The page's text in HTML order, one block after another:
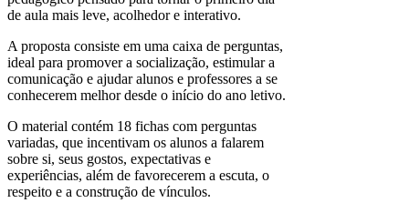
de aula mais leve, acolhedor e interativo.
A proposta consiste em uma caixa de perguntas,
ideal para promover a socialização, estimular a
comunicação e ajudar alunos e professores a se
conhecerem melhor desde o início do ano letivo.
O material contém 18 fichas com perguntas
variadas, que incentivam os alunos a falarem
sobre si, seus gostos, expectativas e
experiências, além de favorecerem a escuta, o
respeito e a construção de vínculos.